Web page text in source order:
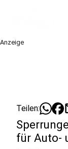
Anzeige
Teilen:
für Auto-